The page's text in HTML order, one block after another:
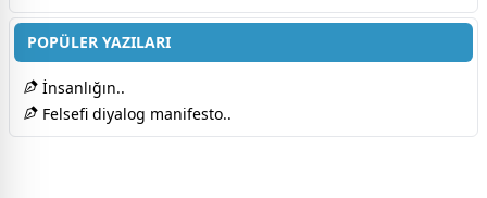
POPÜLER YAZILARI
İnsanlığın..
Felsefi diyalog manifesto..